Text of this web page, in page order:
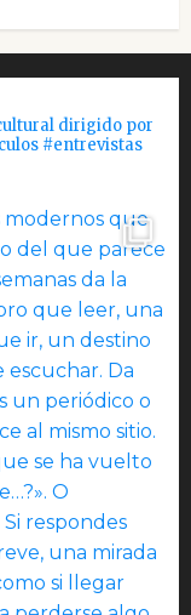
dirigido por
#entrevistas